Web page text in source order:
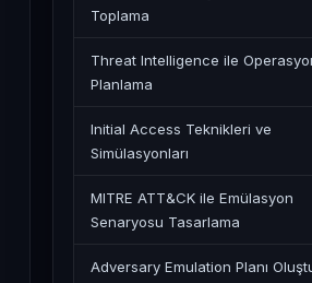
Toplama
Threat Intelligence ile
Planlama
Initial Access Teknikleri ve
Simülasyonları
MITRE ATT&CK ile Emülasyon
Senaryosu Tasarlama
Adversary Emulation Planı